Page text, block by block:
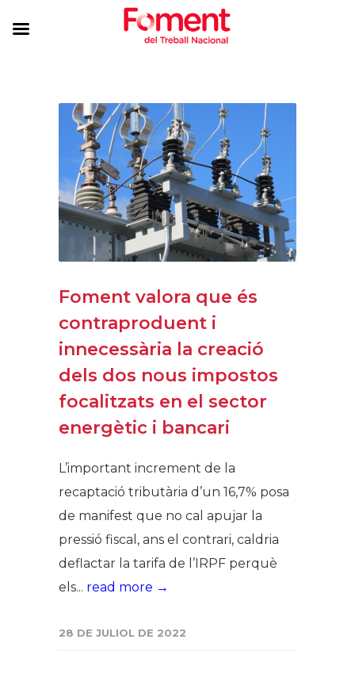
Foment valora que és
contraproduent i
innecessària la creació
dels dos nous impostos
focalitzats en el sector
energètic i bancari
L’important increment de la
recaptació tributària d’un 16,7% posa
de manifest que no cal apujar la
pressió fiscal, ans el contrari, caldria
deflactar la tarifa de l’IRPF perquè
els... read more →
28 DE JULIOL DE 2022